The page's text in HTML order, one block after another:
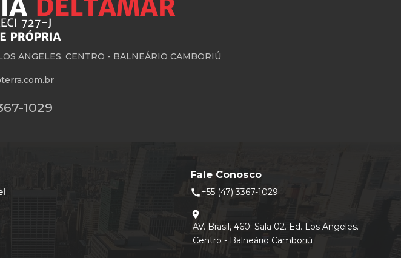
ANGELES. CENTRO - BALNEÁRIO CAMBORIÚ
1029
Fale Conosco
call+55 (47) 3367-1029
location_on
AV. Brasil, 460. Sala 02. Ed. Los Angeles.
Centro - Balneário Camboriú